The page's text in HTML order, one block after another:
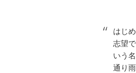
はじ
志望
いう
通り